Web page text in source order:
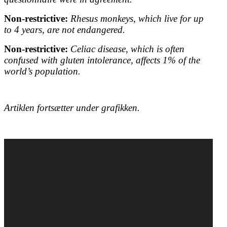
Non-restrictive: Rhesus monkeys, which live for up
to 4 years, are not endangered.
Non-restrictive: Celiac disease, which is often
confused with gluten intolerance, affects 1% of the
world’s population.
Artiklen fortsætter under grafikken.